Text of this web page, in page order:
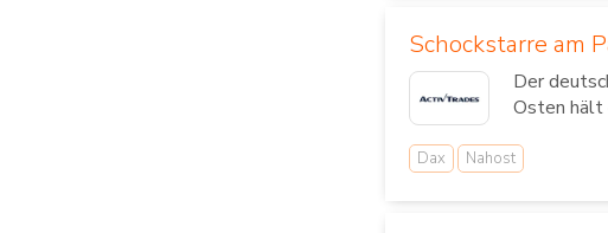
Schockstarre am
Der
Osten hält
Dax Nahost